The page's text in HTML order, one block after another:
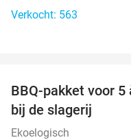
Verkocht: 563
BBQ-pakket voor
bij de slagerij
Ekoelogisch